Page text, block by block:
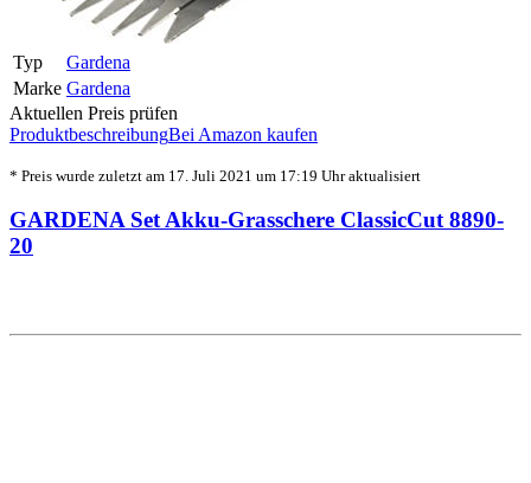
Typ
Gardena
Marke Gardena
Aktuellen Preis prüfen
ProduktbeschreibungBei Amazon kaufen
* Preis wurde zuletzt am 17. Juli 2021 um 17:19 Uhr aktualisiert
GARDENA Set Akku-Grasschere ClassicCut 8890-
20